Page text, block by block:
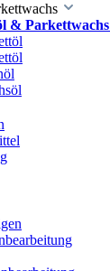
& Parkettwachs